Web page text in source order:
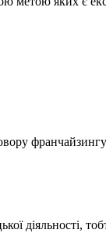
діяльності,